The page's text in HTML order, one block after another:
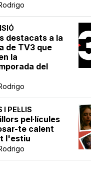
destacats a la
de TV3 que
la
del
I PEL·LIS
pel·lícules
te calent
l'estiu